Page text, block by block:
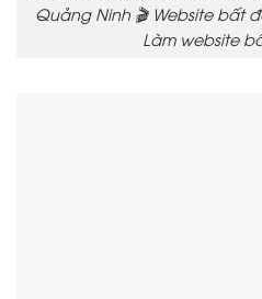
Quảng Ninh 🎬 Website bất
Làm website